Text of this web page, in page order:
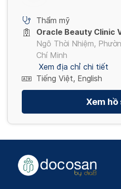
Thẩm mỹ
Oracle Beauty Clinic
Ngô Thời Nhiệm,
Chí Minh
Xem địa chỉ chi tiết
Tiếng Việt, English
Xem hồ